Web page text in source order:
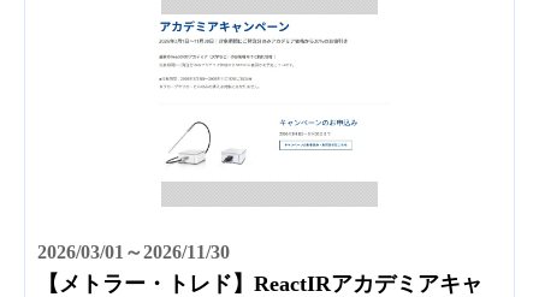
2026/03/01～2026/11/30
【メトラー・トレド】ReactIRアカデミアキャ